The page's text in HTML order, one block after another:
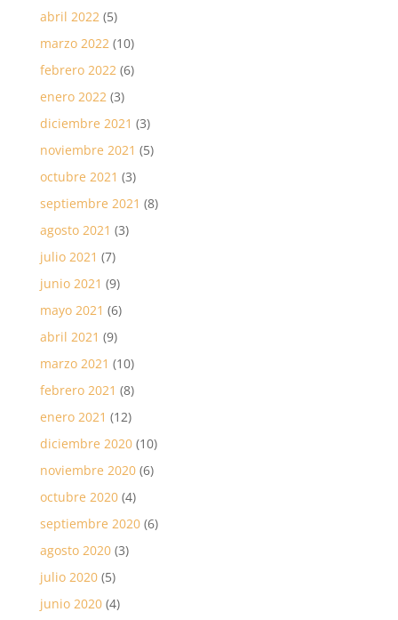
abril 2022(5)
marzo 2022(10)
febrero 2022(6)
enero 2022(3)
diciembre 2021 (3)
noviembre 2021 (5)
octubre 2021 (3)
septiembre 2021 (8)
agosto 2021 (3)
julio 2021 (7)
junio 2021 (9)
mayo 2021 (6)
abril 2021 (9)
marzo 2021 (10)
febrero 2021 (8)
enero 2021 (12)
diciembre 2020(10)
noviembre 2020(6)
octubre 2020(4)
septiembre 2020(6)
agosto 2020(3)
julio 2020(5)
junio 2020(4)